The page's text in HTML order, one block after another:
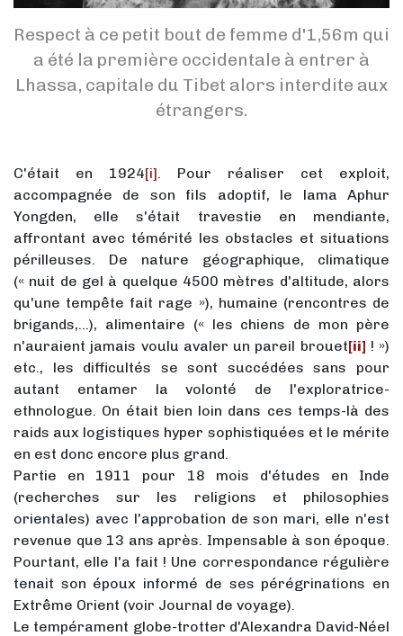
Respect à ce petit bout de femme d'1,56m qui
a été la première occidentale à entrer à
Lhassa, capitale du Tibet alors interdite aux
étrangers.
C'était en 1924[i] . Pour réaliser cet exploit,
accompagnée de son fils adoptif, le lama Aphur
Yongden, elle s'était travestie en mendiante,
affrontant avec témérité les obstacles et situations
périlleuses. De nature géographique, climatique
(« nuit de gel à quelque 4500 mètres d'altitude, alors
qu'une tempête fait rage »), humaine (rencontres de
brigands,...), alimentaire (« les chiens de mon père
n'auraient jamais voulu avaler un pareil brouet[ii] ! »)
etc., les difficultés se sont succédées sans pour
autant entamer la volonté de l'exploratrice-
ethnologue. On était bien loin dans ces temps-là des
raids aux logistiques hyper sophistiquées et le mérite
en est donc encore plus grand.
Partie en 1911 pour 18 mois d'études en Inde
(recherches sur les religions et philosophies
orientales) avec l'approbation de son mari, elle n'est
revenue que 13 ans après. Impensable à son époque.
Pourtant, elle l'a fait ! Une correspondance régulière
tenait son époux informé de ses pérégrinations en
Extrême Orient (voir Journal de voyage).
Le tempérament globe-trotter d'Alexandra David-Néel